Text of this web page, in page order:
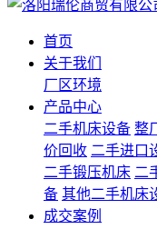
首页
关于我们
厂区环境
产品中心
二手机床设备 整
价回收 二手进口
二手锻压机床 二
备 其他二手机床
成交案例